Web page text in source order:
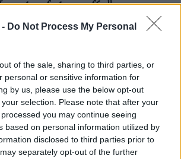
- Do Not Process My Personal
of the sale, sharing to third parties, or
personal or sensitive information for
by us, please use the below opt-out
selection. Please note that after your
you may continue seeing
based on personal information utilized by
disclosed to third parties prior to
separately opt-out of the further
otra fotografía" en
Rica